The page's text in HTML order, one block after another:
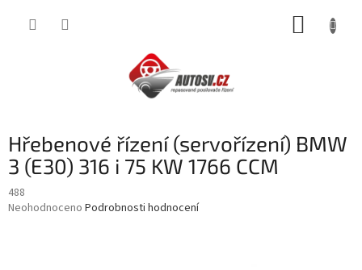
Hřebenové řízení (servořízení) BMW
3 (E30) 316 i 75 KW 1766 CCM
488
Průměrné
Neohodnoceno Podrobnosti hodnocení